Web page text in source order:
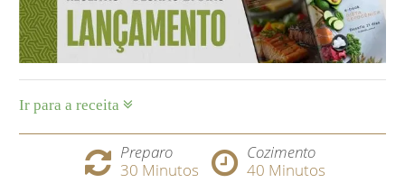
Ir para a receita
Preparo
30 Minutos
Cozimento
40 Minutos